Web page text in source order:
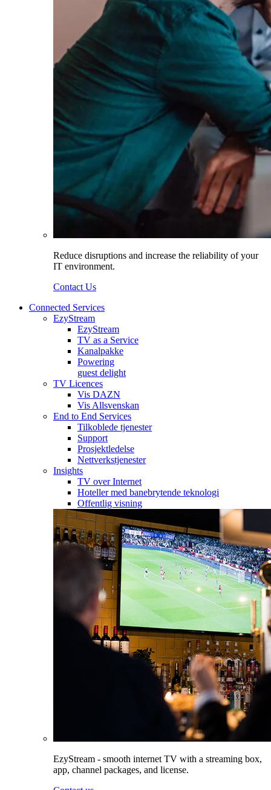
Reduce disruptions and increase the reliability of your
IT environment.
Contact Us
Connected Services
EzyStream
EzyStream
TV as a Service
Kanalpakke
Powering
guest delight
TV Licences
Vis DAZN
Vis Allsvenskan
End to End Services
Tilkoblede tjenester
Support
Prosjektledelse
Nettverkstjenester
Insights
TV over Internet
Hoteller med banebrytende teknologi
Offentlig visning
EzyStream - smooth internet TV with a streaming box,
app, channel packages, and license.